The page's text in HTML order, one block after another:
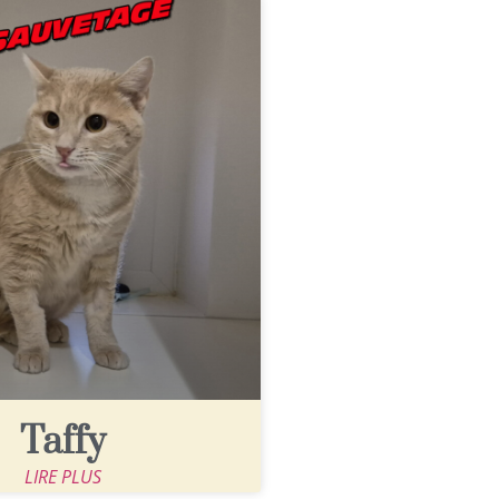
Taffy
LIRE PLUS